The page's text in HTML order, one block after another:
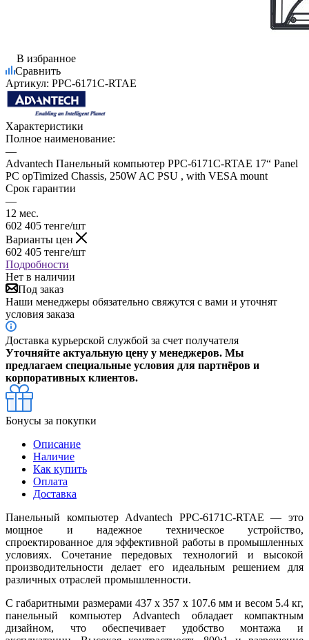
В избранное
Сравнить
Артикул: PPC-6171C-RTAE
Характеристики
Полное наименование:
—
Advantech Панельный компьютер PPC-6171C-RTAE 17“ Panel
PC opTimized Chassis, 250W AC PSU , with VESA mount
Срок гарантии
—
12 мес.
602 405 тенге/шт
Варианты цен
602 405 тенге/шт
Подробности
Нет в наличии
Под заказ
Наши менеджеры обязательно свяжутся с вами и уточнят
условия заказа
Доставка курьерской службой за счет получателя
Уточняйте актуальную цену у менеджеров. Мы
предлагаем специальные условия для партнёров и
корпоративных клиентов.
Бонусы за покупки
Описание
Наличие
Как купить
Оплата
Доставка
Панельный компьютер Advantech PPC-6171C-RTAE — это
мощное и надежное техническое устройство,
спроектированное для эффективной работы в промышленных
условиях. Сочетание передовых технологий и высокой
производительности делает его идеальным решением для
различных отраслей промышленности.
С габаритными размерами 437 х 357 х 107.6 мм и весом 5.4 кг,
панельный компьютер Advantech обладает компактным
дизайном, что обеспечивает удобство монтажа и